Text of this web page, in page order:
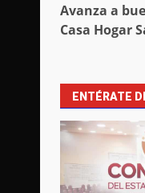
Avanza a
Casa Hogar
ENTÉRATE